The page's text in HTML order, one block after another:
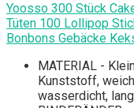
Yoosso 300 Stück
Tüten 100 Lollipop
Bonbons Gebäcke
MATERIAL -
Kunststoff,
wasserdicht,